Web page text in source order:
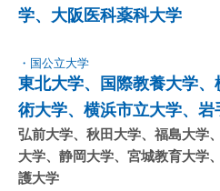
学、大阪医科薬科大学
・国公立大学
東北大学、国際教養大学
術大学、横浜市立大学、岩
弘前大学、秋田大学、福島大学
大学、静岡大学、宮城教育大学
護大学